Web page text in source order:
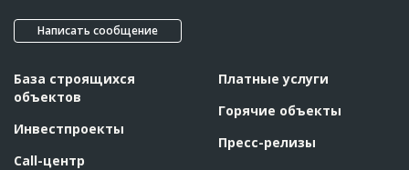
Написать сообщение
База строящихся
объектов
Инвестпроекты
Call-центр
Платные услуги
Горячие объекты
Пресс-релизы